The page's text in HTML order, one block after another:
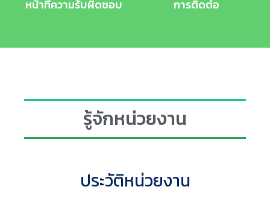
หน้าที่ความรับผิดชอบ การติดต่อ
รู้จักหน่วยงาน
ประวัติหน่วยงาน